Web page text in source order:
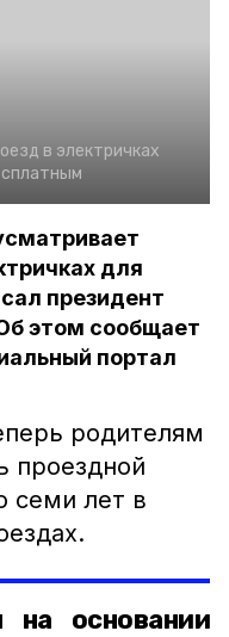
в электричках
для
президент
этом сообщает
портал
родителям
проездной
семи лет в
на основании